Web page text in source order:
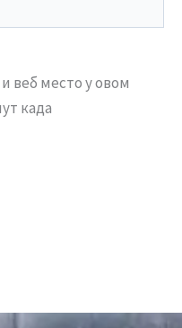
веб место у овом
када